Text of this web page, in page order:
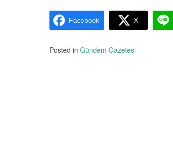
Facebook X
Posted in Gündem Gazetesi